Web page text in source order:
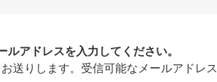
アドレスを入力してください。
送りします。受信可能なメールアドレス